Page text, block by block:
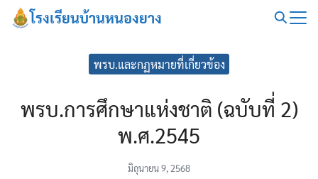
Skip
โรงเรียนบ้านหนองยาง
พรบ.และกฏหมายที่เกี่ยวข้อง
พรบ.การศึกษาแห่งชาติ (ฉบับที่ 2)
พ.ศ.2545
มิถุนายน 9, 2568